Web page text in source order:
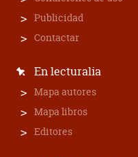
Publicidad
Contactar
En lecturalia
Mapa autores
Mapa libros
Editores